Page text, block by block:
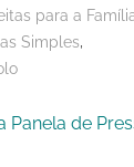
para a
Simples,
Panela de